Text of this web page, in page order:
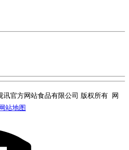
讯官方网站食品有限公司 版权所有 网
站地图